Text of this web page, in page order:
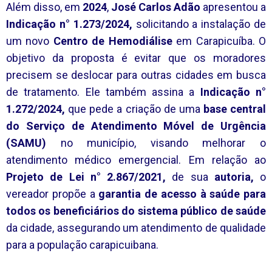
Além disso, em 2024, José Carlos Adão apresentou a
Indicação n° 1.273/2024, solicitando a instalação de
um novo Centro de Hemodiáliseem Carapicuíba. O
objetivo da proposta é evitar que os moradores
precisem se deslocar para outras cidades em busca
de tratamento. Ele também assina a Indicação n°
1.272/2024, que pede a criação de uma base central
do Serviço de Atendimento Móvel de Urgência
(SAMU) no município, visando melhorar o
atendimento médico emergencial. Em relação ao
Projeto de Lei n° 2.867/2021, de sua autoria, o
vereador propõe a garantia de acesso à saúde para
todos os beneficiários do sistema público de saúde
da cidade, assegurando um atendimento de qualidade
para a população carapicuibana.